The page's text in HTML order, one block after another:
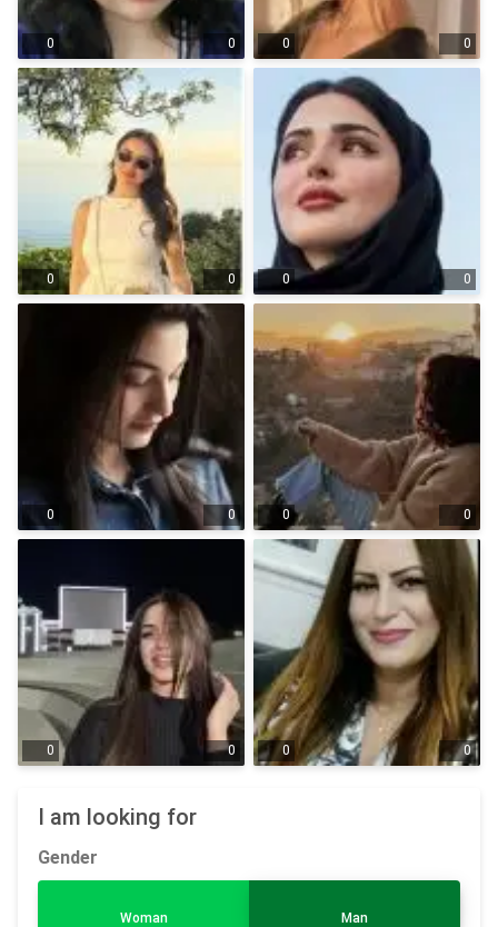
0 0 0 0
0 0 0 0
0 0 0 0
0 0 0 0
I am looking for
Gender
Woman Man